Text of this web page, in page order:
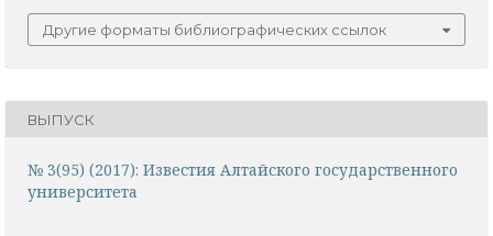
Другие форматы библиографических ссылок
ВЫПУСК
№ 3(95) (2017): Известия Алтайского государственного
университета